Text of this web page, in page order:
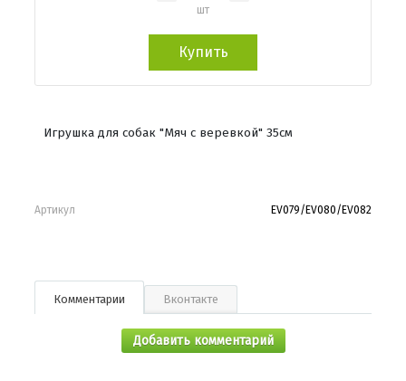
шт
Купить
Игрушка для собак "Мяч с веревкой" 35см
Артикул EV079/EV080/EV082
Комментарии Вконтакте
Добавить комментарий